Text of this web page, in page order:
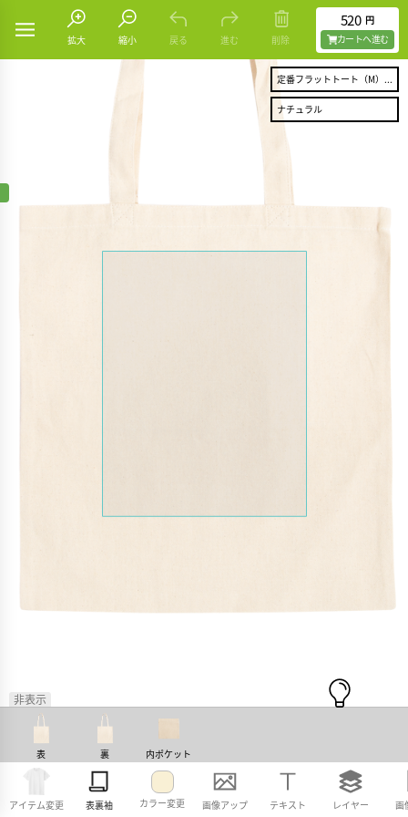
拡大 縮小 戻る 進む 削除
520 円
カートヘ進む
アイテム変更 表裏袖 カラー変更 画像アップ テキスト レイヤー 画
定番フラットトート（M）...
ナチュラル
表 裏 内ポケット
非表示